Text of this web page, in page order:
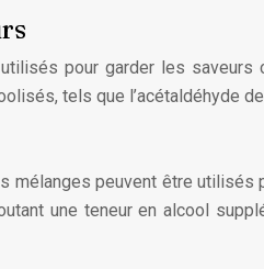
pour garder les
tels que l’acétaldéhyde
peuvent être utilisés
une teneur en alcool